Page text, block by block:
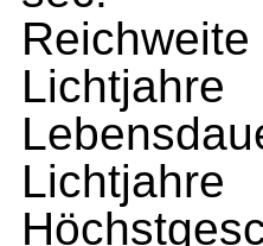
Lichtjahre
Lichtjahre